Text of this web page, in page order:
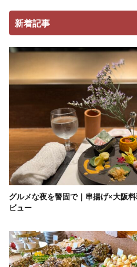
新着記事
グルメな夜を警固で｜串揚げ×大阪
ビュー